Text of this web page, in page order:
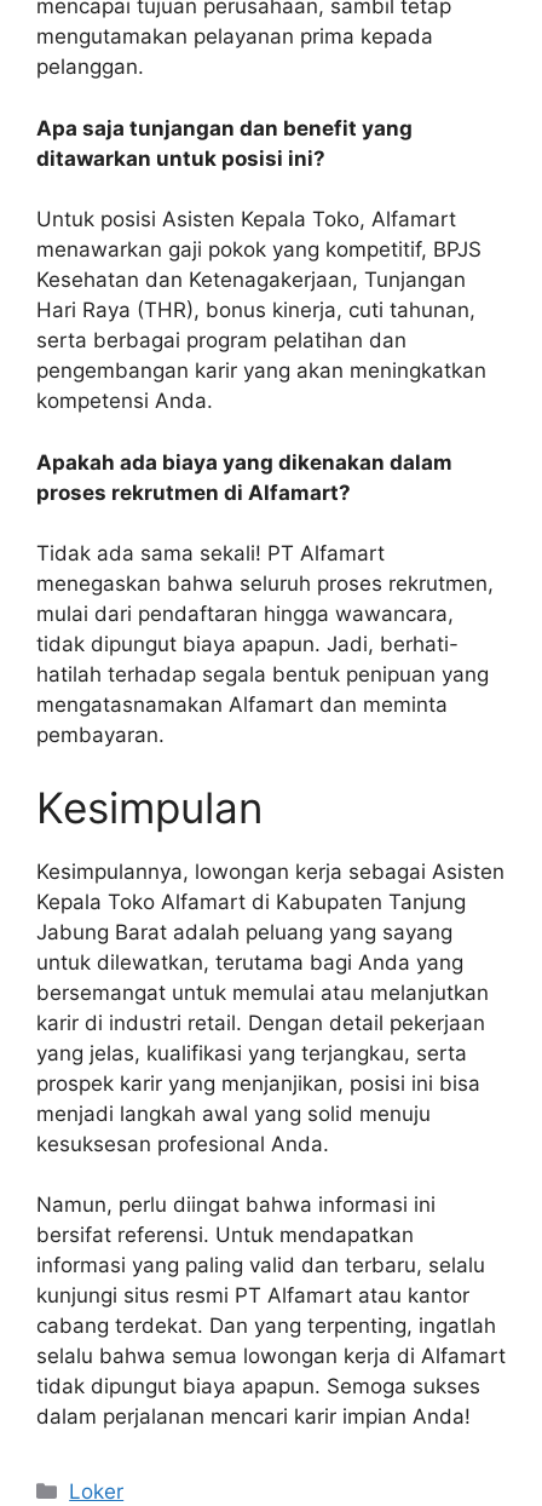
mencapai tujuan perusahaan, sambil tetap
mengutamakan pelayanan prima kepada
pelanggan.
Apa saja tunjangan dan benefit yang
ditawarkan untuk posisi ini?
Untuk posisi Asisten Kepala Toko, Alfamart
menawarkan gaji pokok yang kompetitif, BPJS
Kesehatan dan Ketenagakerjaan, Tunjangan
Hari Raya (THR), bonus kinerja, cuti tahunan,
serta berbagai program pelatihan dan
pengembangan karir yang akan meningkatkan
kompetensi Anda.
Apakah ada biaya yang dikenakan dalam
proses rekrutmen di Alfamart?
Tidak ada sama sekali! PT Alfamart
menegaskan bahwa seluruh proses rekrutmen,
mulai dari pendaftaran hingga wawancara,
tidak dipungut biaya apapun. Jadi, berhati-
hatilah terhadap segala bentuk penipuan yang
mengatasnamakan Alfamart dan meminta
pembayaran.
Kesimpulan
Kesimpulannya, lowongan kerja sebagai Asisten
Kepala Toko Alfamart di Kabupaten Tanjung
Jabung Barat adalah peluang yang sayang
untuk dilewatkan, terutama bagi Anda yang
bersemangat untuk memulai atau melanjutkan
karir di industri retail. Dengan detail pekerjaan
yang jelas, kualifikasi yang terjangkau, serta
prospek karir yang menjanjikan, posisi ini bisa
menjadi langkah awal yang solid menuju
kesuksesan profesional Anda.
Namun, perlu diingat bahwa informasi ini
bersifat referensi. Untuk mendapatkan
informasi yang paling valid dan terbaru, selalu
kunjungi situs resmi PT Alfamart atau kantor
cabang terdekat. Dan yang terpenting, ingatlah
selalu bahwa semua lowongan kerja di Alfamart
tidak dipungut biaya apapun. Semoga sukses
dalam perjalanan mencari karir impian Anda!
Kategori
Loker